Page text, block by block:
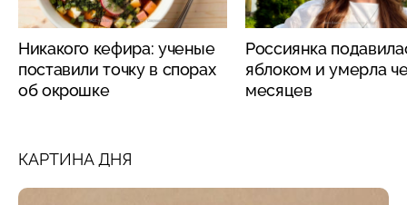
Никакого кефира: ученые
поставили точку в спорах
об окрошке
Россиянка
яблоком и умерла
месяцев
КАРТИНА ДНЯ